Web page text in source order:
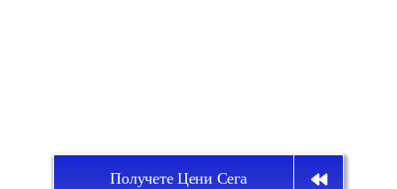
Получете Цени Сега